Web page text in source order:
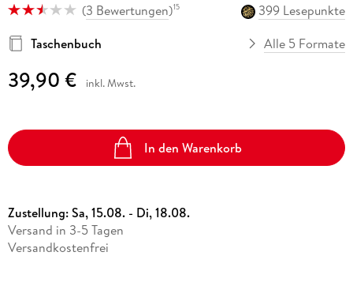
(3 Bewertungen)15
399 Lesepunkte
Taschenbuch
Alle 5 Formate
39,90 € inkl. Mwst.
In den Warenkorb
Zustellung:Sa, 15.08. - Di, 18.08.
Versand in 3-5 Tagen
Versandkostenfrei